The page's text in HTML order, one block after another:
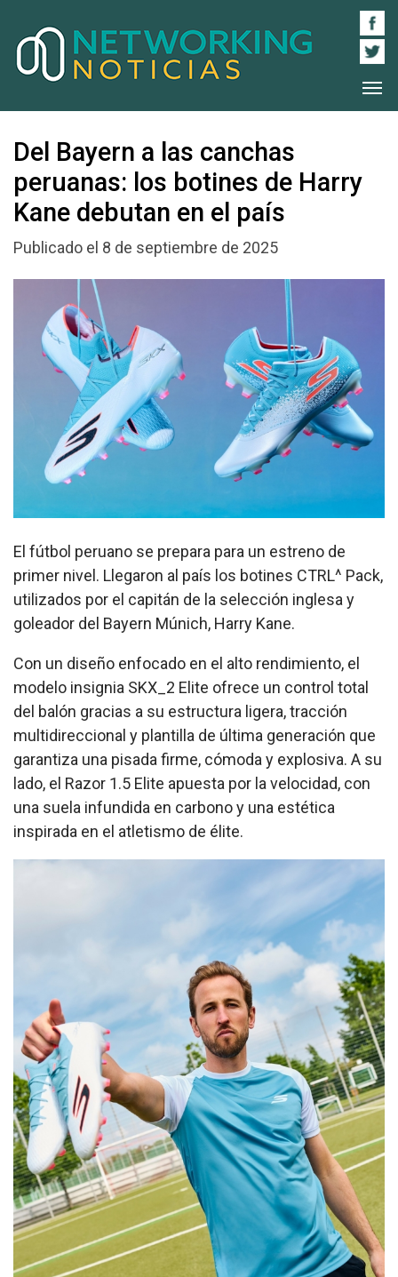
Del Bayern a las canchas
peruanas: los botines de Harry
Kane debutan en el país
Publicado el 8 de septiembre de 2025
El fútbol peruano se prepara para un estreno de
primer nivel. Llegaron al país los botines CTRL^ Pack,
utilizados por el capitán de la selección inglesa y
goleador del Bayern Múnich, Harry Kane.
Con un diseño enfocado en el alto rendimiento, el
modelo insignia SKX_2 Elite ofrece un control total
del balón gracias a su estructura ligera, tracción
multidireccional y plantilla de última generación que
garantiza una pisada firme, cómoda y explosiva. A su
lado, el Razor 1.5 Elite apuesta por la velocidad, con
una suela infundida en carbono y una estética
inspirada en el atletismo de élite.